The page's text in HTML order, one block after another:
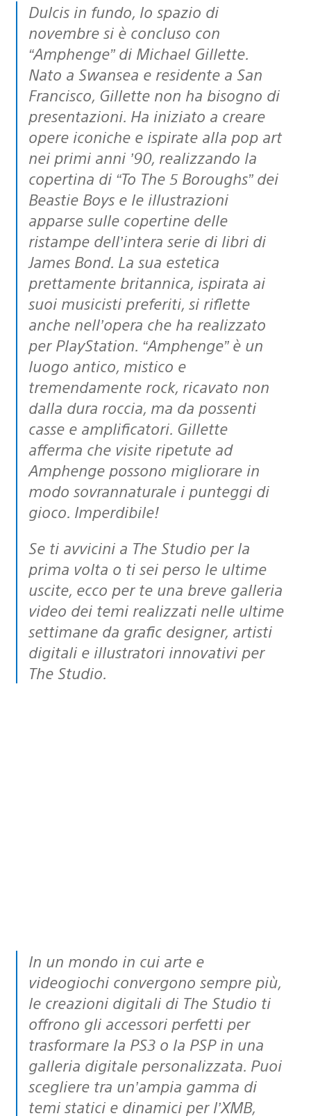
Dulcis in fundo, lo spazio di
novembre si è concluso con
“Amphenge” di Michael Gillette.
Nato a Swansea e residente a San
Francisco, Gillette non ha bisogno di
presentazioni. Ha iniziato a creare
opere iconiche e ispirate alla pop art
nei primi anni ’90, realizzando la
copertina di “To The 5 Boroughs” dei
Beastie Boys e le illustrazioni
apparse sulle copertine delle
ristampe dell’intera serie di libri di
James Bond. La sua estetica
prettamente britannica, ispirata ai
suoi musicisti preferiti, si riflette
anche nell’opera che ha realizzato
per PlayStation. “Amphenge” è un
luogo antico, mistico e
tremendamente rock, ricavato non
dalla dura roccia, ma da possenti
casse e amplificatori. Gillette
afferma che visite ripetute ad
Amphenge possono migliorare in
modo sovrannaturale i punteggi di
gioco. Imperdibile!
Se ti avvicini a The Studio per la
prima volta o ti sei perso le ultime
uscite, ecco per te una breve galleria
video dei temi realizzati nelle ultime
settimane da grafic designer, artisti
digitali e illustratori innovativi per
The Studio.
In un mondo in cui arte e
videogiochi convergono sempre più,
le creazioni digitali di The Studio ti
offrono gli accessori perfetti per
trasformare la PS3 o la PSP in una
galleria digitale personalizzata. Puoi
scegliere tra un’ampia gamma di
temi statici e dinamici per l’XMB,